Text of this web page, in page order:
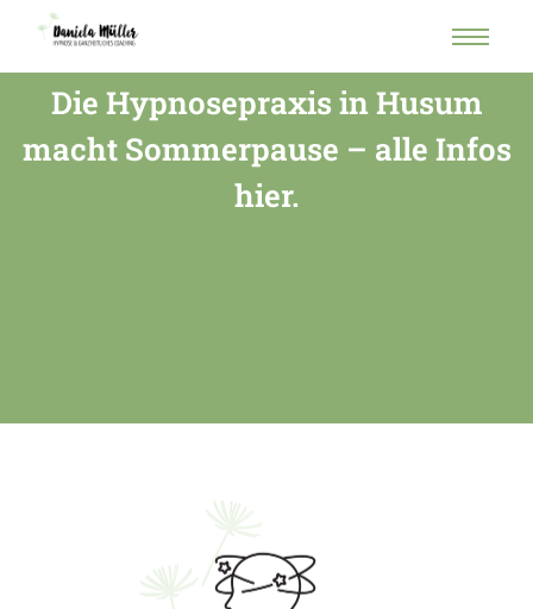
Die Hypnosepraxis in Husum
macht Sommerpause – alle Infos
hier.